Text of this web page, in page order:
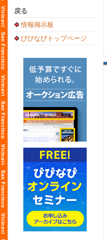
戻る
情報掲示板
びびなびトップページ